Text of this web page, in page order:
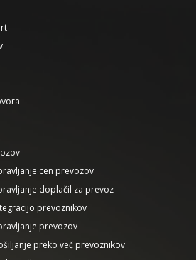
cen prevozov
doplačil za prevoz
prevoznikov
prevozov
preko več prevoznikov